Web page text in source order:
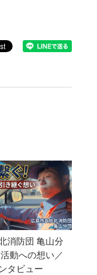
消防団 亀山分
動への想い／
タビュー